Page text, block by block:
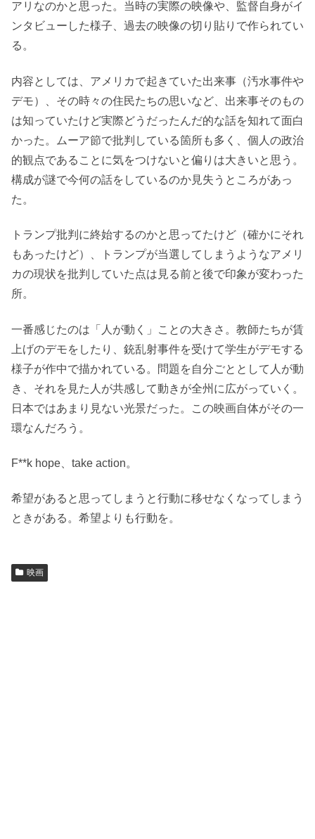
アリなのかと思った。当時の実際の映像や、監督自身がイ
ンタビューした様子、過去の映像の切り貼りで作られてい
る。
内容としては、アメリカで起きていた出来事（汚水事件や
デモ）、その時々の住民たちの思いなど、出来事そのもの
は知っていたけど実際どうだったんだ的な話を知れて面白
かった。ムーア節で批判している箇所も多く、個人の政治
的観点であることに気をつけないと偏りは大きいと思う。
構成が謎で今何の話をしているのか見失うところがあっ
た。
トランプ批判に終始するのかと思ってたけど（確かにそれ
もあったけど）、トランプが当選してしまうようなアメリ
カの現状を批判していた点は見る前と後で印象が変わった
所。
一番感じたのは「人が動く」ことの大きさ。教師たちが賃
上げのデモをしたり、銃乱射事件を受けて学生がデモする
様子が作中で描かれている。問題を自分ごととして人が動
き、それを見た人が共感して動きが全州に広がっていく。
日本ではあまり見ない光景だった。この映画自体がその一
環なんだろう。
F**k hope、take action。
希望があると思ってしまうと行動に移せなくなってしまう
ときがある。希望よりも行動を。
映画